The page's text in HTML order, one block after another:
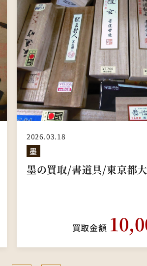
2026.03.18
墨
墨の買取/書道具/東京都
買取金額